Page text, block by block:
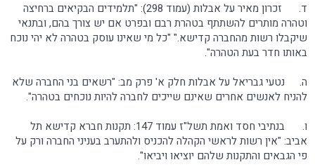
ד.
זכרון מאיר על אבלות (עמוד 298): "תלמידים הבקיאים ברחיצה
וטהרה מותרים להשתתף בטהרת רבם ובפרט אם יש צורך בהם, ובתנאי
שיקבלו רשות מהחברה קדישא." "כל מי שאינו עוסק בטהרה לא יהי נוכח
באותו חדר בעת הטהרה".
ה.
נטעי גבריאל על אבלות חלק א' פרק מב: "רשאים בני החברה שלא
להניח לאנשים אחרים שאינם שייכים לחברה להיות נוכחים בטהרה".
ו.
בנתיבי חסד ואמת תשל"ז עמוד 147: תקנות חברא קדישא תל
אביב: "אין רשות לראשי הקהלה להכניס ולהתערב בעניני החברה ורק על
פי הגבאים והתקנות שלהם יוציאו ויביאו".